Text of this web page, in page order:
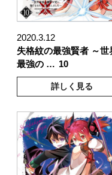
2020.3.12
失格紋の最強賢者 ～世
最強の … 10
詳しく見る